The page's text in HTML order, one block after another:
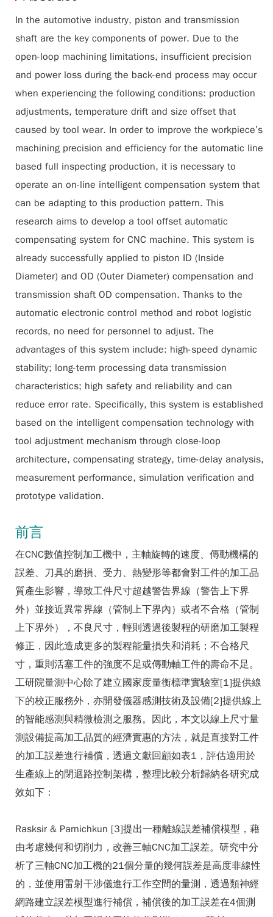
In the automotive industry, piston and transmission
shaft are the key components of power. Due to the
open-loop machining limitations, insufficient precision
and power loss during the back-end process may occur
when experiencing the following conditions: production
adjustments, temperature drift and size offset that
caused by tool wear. In order to improve the workpiece’s
machining precision and efficiency for the automatic line
based full inspecting production, it is necessary to
operate an on-line intelligent compensation system that
can be adapting to this production pattern. This
research aims to develop a tool offset automatic
compensating system for CNC machine. This system is
already successfully applied to piston ID (Inside
Diameter) and OD (Outer Diameter) compensation and
transmission shaft OD compensation. Thanks to the
automatic electronic control method and robot logistic
records, no need for personnel to adjust. The
advantages of this system include: high-speed dynamic
stability; long-term processing data transmission
characteristics; high safety and reliability and can
reduce error rate. Specifically, this system is established
based on the intelligent compensation technology with
tool adjustment mechanism through close-loop
architecture, compensating strategy, time-delay analysis,
measurement performance, simulation verification and
prototype validation.
前言
在CNC數值控制加工機中，主軸旋轉的速度、傳動機構的
誤差、刀具的磨損、受力、熱變形等都會對工件的加工品
質產生影響，導致工件尺寸超越警告界線（警告上下界
外）並接近異常界線（管制上下界內）或者不合格（管制
上下界外），不良尺寸，輕則透過後製程的研磨加工製程
修正，因此造成更多的製程能量損失和消耗；不合格尺
寸，重則活塞工件的強度不足或傳動軸工件的壽命不足。
工研院量測中心除了建立國家度量衡標準實驗室[1]提供線
下的校正服務外，亦開發儀器感測技術及設備[2]提供線上
的智能感測與精微檢測之服務。因此，本文以線上尺寸量
測設備提高加工品質的經濟實惠的方法，就是直接對工件
的加工誤差進行補償，透過文獻回顧如表1，評估適用於
生產線上的閉迴路控制架構，整理比較分析歸納各研究成
效如下：
Rasksir & Parnichkun [3]提出一種離線誤差補償模型，藉
由考慮幾何和切削力，改善三軸CNC加工誤差。研究中分
析了三軸CNC加工機的21個分量的幾何誤差是高度非線性
的，並使用雷射干涉儀進行工作空間的量測，透過類神經
網路建立誤差模型進行補償，補償後的加工誤差在4個測